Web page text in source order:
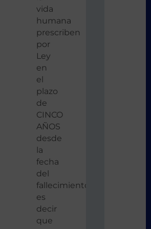
vida
humana
prescriben
por
Ley
en
el
plazo
de
CINCO
AÑOS
desde
la
fecha
del
fallecimiento,
es
decir
que